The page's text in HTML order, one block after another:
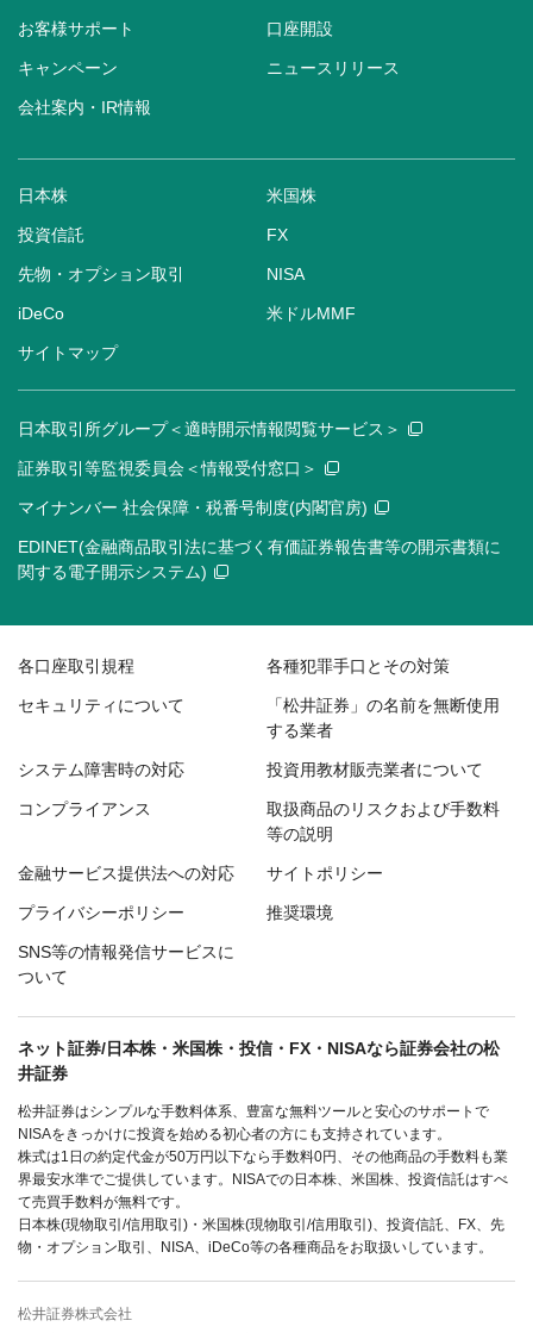
お客様サポート 口座開設
キャンペーン ニュースリリース
会社案内・IR情報
日本株 米国株
投資信託 FX
先物・オプション取引 NISA
iDeCo 米ドルMMF
サイトマップ
日本取引所グループ＜適時開示情報閲覧サービス＞
証券取引等監視委員会＜情報受付窓口＞
マイナンバー 社会保障・税番号制度(内閣官房)
EDINET(金融商品取引法に基づく有価証券報告書等の開示書類に
関する電子開示システム)
各口座取引規程 各種犯罪手口とその対策
セキュリティについて
「松井証券」の名前を無断使用
する業者
システム障害時の対応 投資用教材販売業者について
コンプライアンス
取扱商品のリスクおよび手数料
等の説明
金融サービス提供法への対応 サイトポリシー
プライバシーポリシー 推奨環境
SNS等の情報発信サービスに
ついて
ネット証券/日本株・米国株・投信・FX・NISAなら証券会社の松
井証券
松井証券はシンプルな手数料体系、豊富な無料ツールと安心のサポートで
NISAをきっかけに投資を始める初心者の方にも支持されています。
株式は1日の約定代金が50万円以下なら手数料0円、その他商品の手数料も業
界最安水準でご提供しています。NISAでの日本株、米国株、投資信託はすべ
て売買手数料が無料です。
日本株(現物取引/信用取引)・米国株(現物取引/信用取引)、投資信託、FX、先
物・オプション取引、NISA、iDeCo等の各種商品をお取扱いしています。
松井証券株式会社